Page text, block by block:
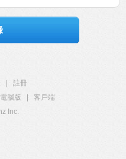
註冊
電腦版
客戶端
Inc.